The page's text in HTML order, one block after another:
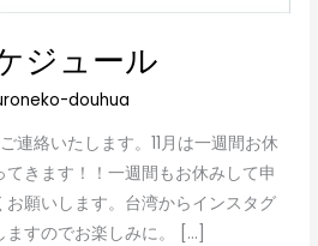
ジュール
douhua
連絡いたします。11月は一週間お休
きます！！一週間もお休みして申
お願いします。台湾からインスタグ
すのでお楽しみに。 […]